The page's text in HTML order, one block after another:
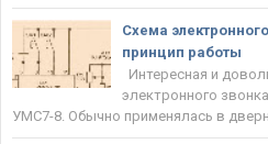
Схема
принцип работы
Интересная и
электронного
УМС7-8. Обычно применялась в